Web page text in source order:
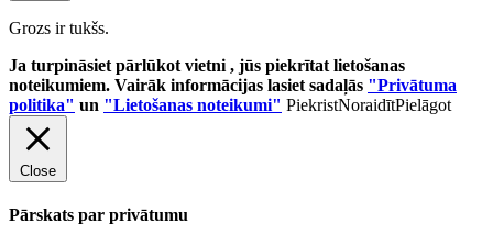
Grozs ir tukšs.
Ja turpināsiet pārlūkot vietni , jūs piekrītat lietošanas
noteikumiem. Vairāk informācijas lasiet sadaļās "Privātuma
politika" un "Lietošanas noteikumi" PiekristNoraidītPielāgot
Close
Pārskats par privātumu